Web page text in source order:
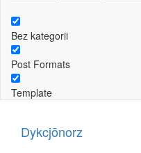
Bez kategorii
Post Formats
Template
Dykcjōnorz